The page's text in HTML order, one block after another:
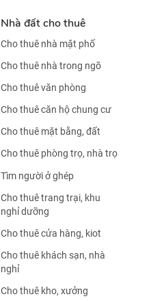
Nhà đất cho thuê
Cho thuê nhà mặt phố
Cho thuê nhà trong ngõ
Cho thuê văn phòng
Cho thuê căn hộ chung cư
Cho thuê mặt bằng, đất
Cho thuê phòng trọ, nhà trọ
Tìm người ở ghép
Cho thuê trang trại, khu
nghỉ dưỡng
Cho thuê cửa hàng, kiot
Cho thuê khách sạn, nhà
nghỉ
Cho thuê kho, xưởng